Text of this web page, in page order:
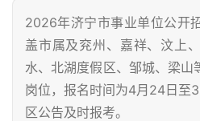
2026年济宁市事业单位公开
盖市属及兖州、嘉祥、汶上
水、北湖度假区、邹城、梁山
岗位，报名时间为4月24日至
区公告及时报考。